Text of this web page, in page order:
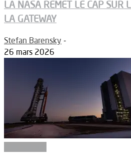
LA NASA REMET LE CAP SUR
LA GATEWAY
Stefan Barensky -
26 mars 2026